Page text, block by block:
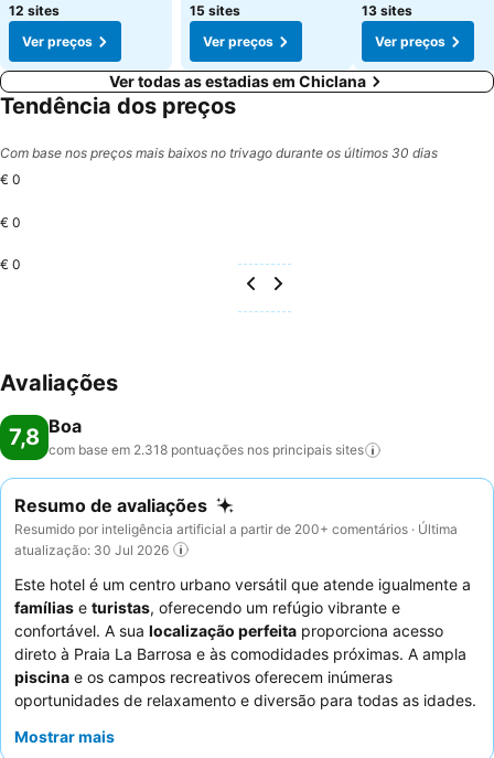
12 sites
Ver preços
15 sites
Ver preços
13 sites
Ver preços
Ver todas as estadias em Chiclana
Tendência dos preços
Com base nos preços mais baixos no trivago durante os últimos 30 dias
€ 0
€ 0
€ 0
Avaliações
7,8 Boa
com base em 2.318 pontuações nos principais sites
Resumo de avaliações
Resumido por inteligência artificial a partir de 200+ comentários · Última
atualização: 30 Jul 2026
Este hotel é um centro urbano versátil que atende igualmente a
famílias e turistas, oferecendo um refúgio vibrante e
confortável. A sua localização perfeita proporciona acesso
direto à Praia La Barrosa e às comodidades próximas. A ampla
piscina e os campos recreativos oferecem inúmeras
oportunidades de relaxamento e diversão para todas as idades.
excecionais, com o cozinheiro a atender a necessidades
Mostrar mais